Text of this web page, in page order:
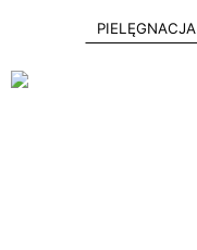
PIELĘGNACJA